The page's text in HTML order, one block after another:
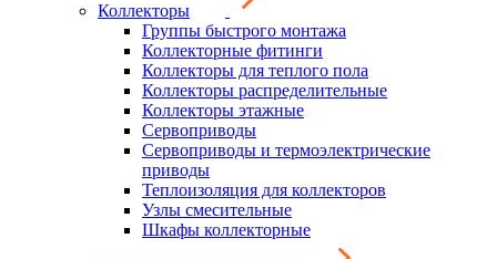
Коллекторы
Группы быстрого монтажа
Коллекторные фитинги
Коллекторы для теплого пола
Коллекторы распределительные
Коллекторы этажные
Сервоприводы
Сервоприводы и термоэлектрические
приводы
Теплоизоляция для коллекторов
Узлы смесительные
Шкафы коллекторные